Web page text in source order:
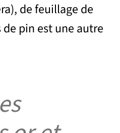
de feuillage de
pin est une autre